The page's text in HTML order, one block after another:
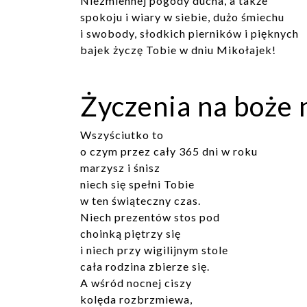
spokoju i wiary w siebie, dużo śmiechu
i swobody, słodkich pierników i pięknych
bajek życzę Tobie w dniu Mikołajek!
Życzenia na boże
Wszyściutko to
o czym przez cały 365 dni w roku
marzysz i śnisz
niech się spełni Tobie
w ten świąteczny czas.
Niech prezentów stos pod
choinką piętrzy się
i niech przy wigilijnym stole
cała rodzina zbierze się.
A wśród nocnej ciszy
kolęda rozbrzmiewa,